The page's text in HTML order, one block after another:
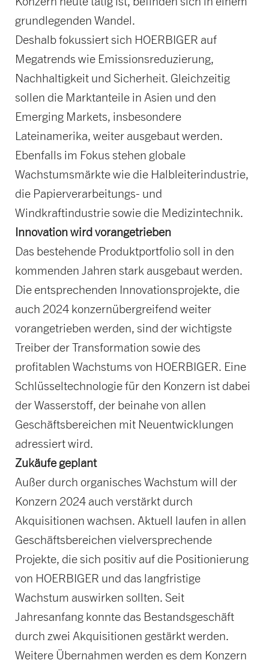
grundlegenden Wandel.
Deshalb fokussiert sich HOERBIGER auf
Megatrends wie Emissionsreduzierung,
Nachhaltigkeit und Sicherheit. Gleichzeitig
sollen die Marktanteile in Asien und den
Emerging Markets, insbesondere
Lateinamerika, weiter ausgebaut werden.
Ebenfalls im Fokus stehen globale
Wachstumsmärkte wie die Halbleiterindustrie,
die Papierverarbeitungs- und
Windkraftindustrie sowie die Medizintechnik.
Innovation wird vorangetrieben
Das bestehende Produktportfolio soll in den
kommenden Jahren stark ausgebaut werden.
Die entsprechenden Innovationsprojekte, die
auch 2024 konzernübergreifend weiter
vorangetrieben werden, sind der wichtigste
Treiber der Transformation sowie des
profitablen Wachstums von HOERBIGER. Eine
Schlüsseltechnologie für den Konzern ist dabei
der Wasserstoff, der beinahe von allen
Geschäftsbereichen mit Neuentwicklungen
adressiert wird.
Zukäufe geplant
Außer durch organisches Wachstum will der
Konzern 2024 auch verstärkt durch
Akquisitionen wachsen. Aktuell laufen in allen
Geschäftsbereichen vielversprechende
Projekte, die sich positiv auf die Positionierung
von HOERBIGER und das langfristige
Wachstum auswirken sollten. Seit
Jahresanfang konnte das Bestandsgeschäft
durch zwei Akquisitionen gestärkt werden.
Weitere Übernahmen werden es dem Konzern